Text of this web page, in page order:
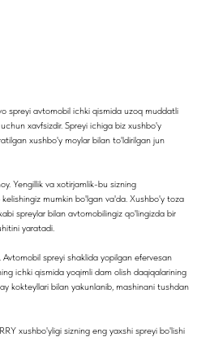
spreyi avtomobil ichki qismida uzoq muddatli
xavfsizdir. Spreyi ichiga biz xushbo'y
xushbo'y moylar bilan to'ldirilgan jun
Yengillik va xotirjamlik-bu sizning
mumkin bo'lgan va'da. Xushbo'y toza
spreylar bilan avtomobilingiz qo'lingizda bir
yaratadi.
spreyi shaklida yopilgan efervesan
ichki qismida yoqimli dam olish daqiqalarining
kokteyllari bilan yakunlanib, mashinani tushdan
xushbo'yligi sizning eng yaxshi spreyi bo'lishi